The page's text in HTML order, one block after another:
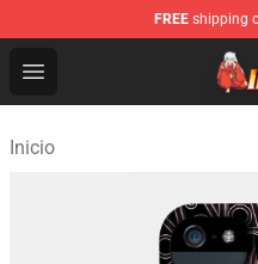
FREE shipping
Open menu
Inuyasha Store -
Inicio